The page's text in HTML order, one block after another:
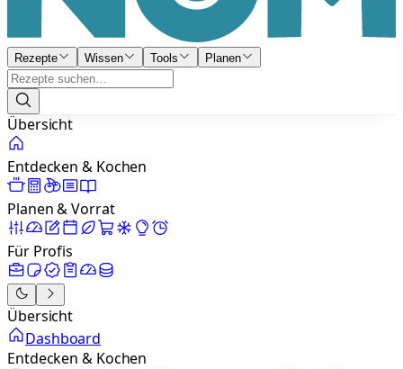
Rezepte Wissen Tools Planen
Übersicht
Entdecken & Kochen
Planen & Vorrat
Für Profis
Übersicht
Dashboard
Entdecken & Kochen